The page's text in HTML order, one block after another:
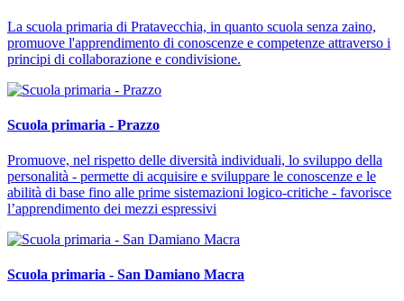
La scuola primaria di Pratavecchia, in quanto scuola senza zaino,
promuove l'apprendimento di conoscenze e competenze attraverso i
principi di collaborazione e condivisione.
Scuola primaria - Prazzo
Promuove, nel rispetto delle diversità individuali, lo sviluppo della
personalità - permette di acquisire e sviluppare le conoscenze e le
abilità di base fino alle prime sistemazioni logico-critiche - favorisce
l’apprendimento dei mezzi espressivi
Scuola primaria - San Damiano Macra